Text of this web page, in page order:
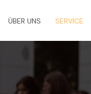
ÜBER UNS SERVICE